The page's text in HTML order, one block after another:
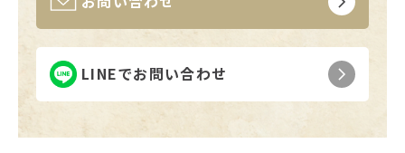
LINEでお問い合わせ